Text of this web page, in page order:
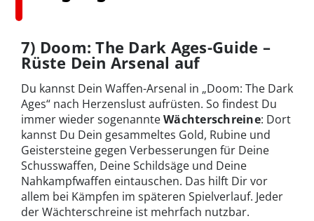
7) Doom: The Dark Ages-Guide –
Rüste Dein Arsenal auf
Du kannst Dein Waffen-Arsenal in „Doom: The Dark
Ages“ nach Herzenslust aufrüsten. So findest Du
immer wieder sogenannteWächterschreine: Dort
kannst Du Dein gesammeltes Gold, Rubine und
Geistersteine gegen Verbesserungen für Deine
Schusswaffen, Deine Schildsäge und Deine
Nahkampfwaffen eintauschen. Das hilft Dir vor
allem bei Kämpfen im späteren Spielverlauf. Jeder
der Wächterschreine ist mehrfach nutzbar.